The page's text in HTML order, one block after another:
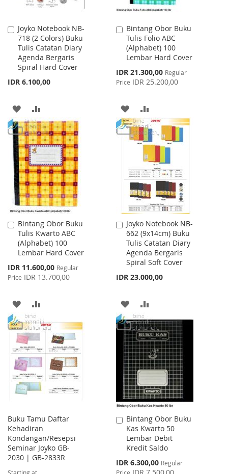
Joyko Notebook NB-
718 (2 Colors) Buku
Tulis Catatan Diary
Agenda Bergaris
Spiral Hard Cover
IDR 6.100,00
Add
to
Cart
ADD
TO
WISH
LIST
TO
COMPARE
Bintang Obor Buku
Tulis Folio ABC
(Alphabet) 100
Lembar Hard Cover
Special
Price
IDR 21.300,00 Regular
Price IDR 25.200,00
Add
to
Cart
ADD
TO
WISH
LIST
TO
COMPARE
Bintang Obor Buku
Tulis Kwarto ABC
(Alphabet) 100
Lembar Hard Cover
Special
Price
IDR 11.600,00 Regular
Price IDR 13.700,00
Add
to
Cart
ADD
TO
WISH
LIST
TO
COMPARE
Joyko Notebook NB-
662 (9x14cm) Buku
Tulis Catatan Diary
Agenda Bergaris
Spiral Soft Cover
IDR 23.000,00
Add
to
Cart
ADD
TO
WISH
LIST
TO
COMPARE
Buku Tamu Daftar
Kehadiran
Kondangan/Resepsi
Seminar Joyko GB-
2030 | GB-2833R
Starting at
Bintang Obor Buku
Kas Kwarto 50
Lembar Debit
Kredit Saldo
Special
Price
IDR 6.300,00 Regular
Price IDR 7.500,00
Add
to
Cart